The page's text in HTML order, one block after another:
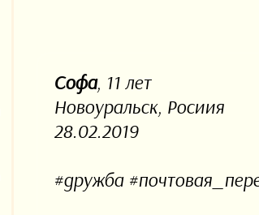
Софа, 11 лет
Новоуральск, Росиия
28.02.2019
#дружба